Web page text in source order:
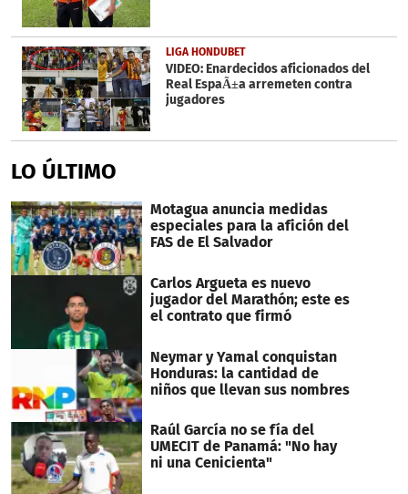
LIGA HONDUBET
VIDEO: Enardecidos aficionados del
Real EspaÃ±a arremeten contra
jugadores
LO ÚLTIMO
Motagua anuncia medidas
especiales para la afición del
FAS de El Salvador
Carlos Argueta es nuevo
jugador del Marathón; este es
el contrato que firmó
Neymar y Yamal conquistan
Honduras: la cantidad de
niños que llevan sus nombres
Raúl García no se fía del
UMECIT de Panamá: "No hay
ni una Cenicienta"